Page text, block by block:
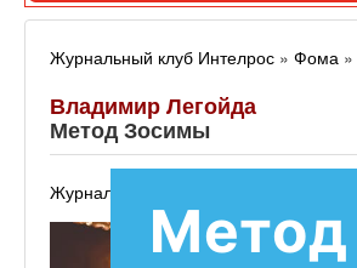
Журнальный клуб Интелрос » Фома »
Владимир Легойда
Метод Зосимы
Журнал Фома
Метод